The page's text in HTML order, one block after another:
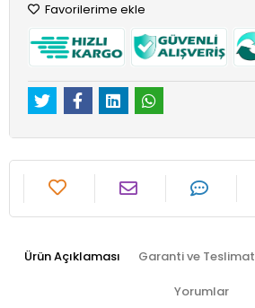
Favorilerime ekle
Ürün Açıklaması Garanti ve Teslimat
Yorumlar